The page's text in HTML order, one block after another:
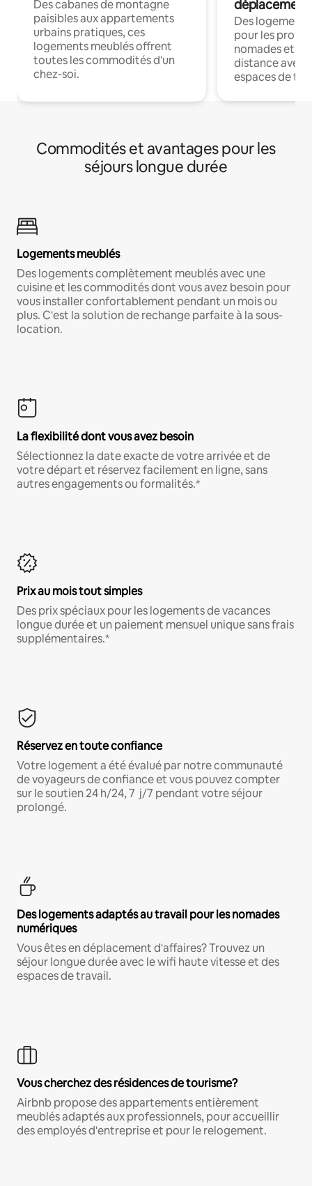
Des cabanes de montagne
paisibles aux appartements
urbains pratiques, ces
logements meublés offrent
toutes les commodités d'un
chez-soi.
déplacement
Des
pour les
nomades et
distance avec
espaces de
Commodités et avantages pour les
séjours longue durée
Logements meublés
Des logements complètement meublés avec une
cuisine et les commodités dont vous avez besoin pour
vous installer confortablement pendant un mois ou
plus. C'est la solution de rechange parfaite à la sous-
location.
La flexibilité dont vous avez besoin
Sélectionnez la date exacte de votre arrivée et de
votre départ et réservez facilement en ligne, sans
autres engagements ou formalités.*
Prix au mois tout simples
Des prix spéciaux pour les logements de vacances
longue durée et un paiement mensuel unique sans frais
supplémentaires.*
Réservez en toute confiance
Votre logement a été évalué par notre communauté
de voyageurs de confiance et vous pouvez compter
sur le soutien 24 h/24, 7 j/7 pendant votre séjour
prolongé.
Des logements adaptés au travail pour les nomades
numériques
Vous êtes en déplacement d'affaires? Trouvez un
séjour longue durée avec le wifi haute vitesse et des
espaces de travail.
Vous cherchez des résidences de tourisme?
Airbnb propose des appartements entièrement
meublés adaptés aux professionnels, pour accueillir
des employés d'entreprise et pour le relogement.